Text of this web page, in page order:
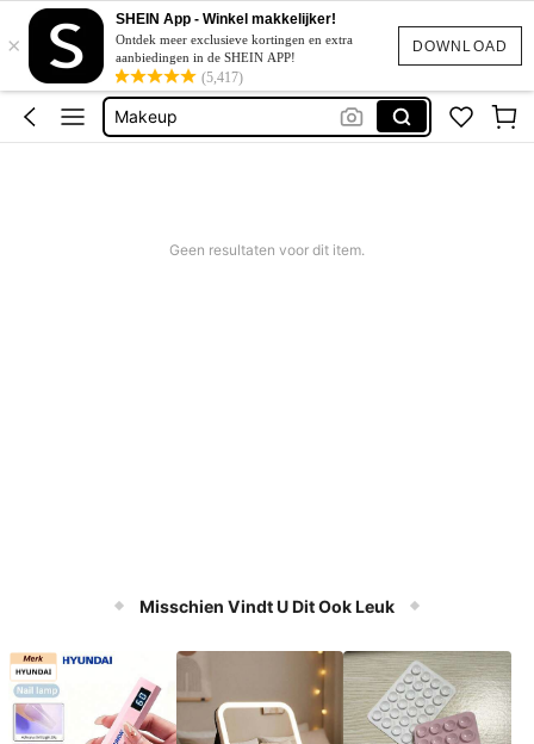
DOWNLOAD
×
SHEIN App - Winkel makkelijker!
Ontdek meer exclusieve kortingen en extra
aanbiedingen in de SHEIN APP!
(5,417)
Sheglam
Make Up
Makeup
Blush
Geen resultaten voor dit item.
Misschien Vindt U Dit Ook Leuk